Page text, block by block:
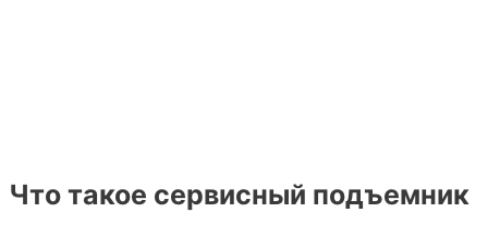
Что такое сервисный подъемник